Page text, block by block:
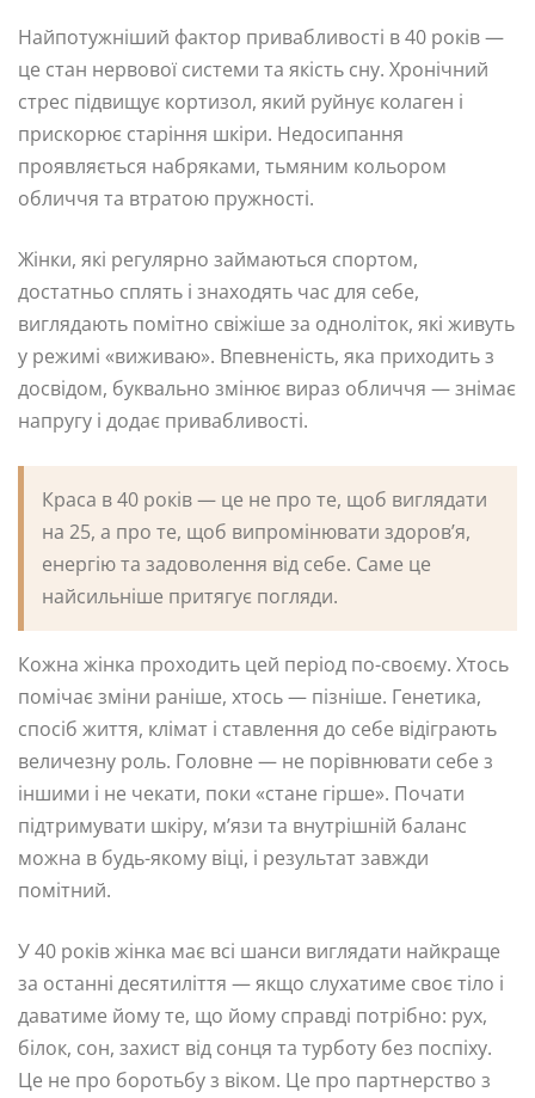
Найпотужніший фактор привабливості в 40 років —
це стан нервової системи та якість сну. Хронічний
стрес підвищує кортизол, який руйнує колаген і
прискорює старіння шкіри. Недосипання
проявляється набряками, тьмяним кольором
обличчя та втратою пружності.
Жінки, які регулярно займаються спортом,
достатньо сплять і знаходять час для себе,
виглядають помітно свіжіше за одноліток, які живуть
у режимі «виживаю». Впевненість, яка приходить з
досвідом, буквально змінює вираз обличчя — знімає
напругу і додає привабливості.
Краса в 40 років — це не про те, щоб виглядати
на 25, а про те, щоб випромінювати здоров’я,
енергію та задоволення від себе. Саме це
найсильніше притягує погляди.
Кожна жінка проходить цей період по-своєму. Хтось
помічає зміни раніше, хтось — пізніше. Генетика,
спосіб життя, клімат і ставлення до себе відіграють
величезну роль. Головне — не порівнювати себе з
іншими і не чекати, поки «стане гірше». Почати
підтримувати шкіру, м’язи та внутрішній баланс
можна в будь-якому віці, і результат завжди
помітний.
У 40 років жінка має всі шанси виглядати найкраще
за останні десятиліття — якщо слухатиме своє тіло і
даватиме йому те, що йому справді потрібно: рух,
білок, сон, захист від сонця та турботу без поспіху.
Це не про боротьбу з віком. Це про партнерство з